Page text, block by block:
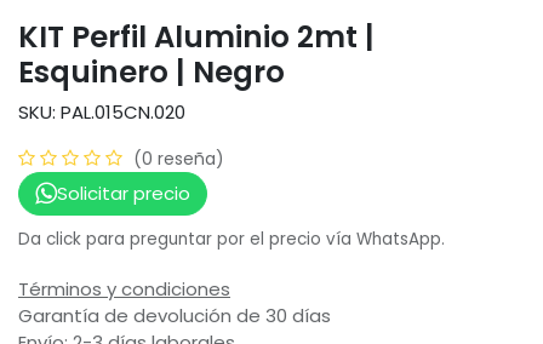
KIT Perfil Aluminio 2mt |
Esquinero | Negro
SKU: PAL.015CN.020
(0 reseña)
Solicitar precio
Da click para preguntar por el precio vía WhatsApp.
Términos y condiciones
Garantía de devolución de 30 días